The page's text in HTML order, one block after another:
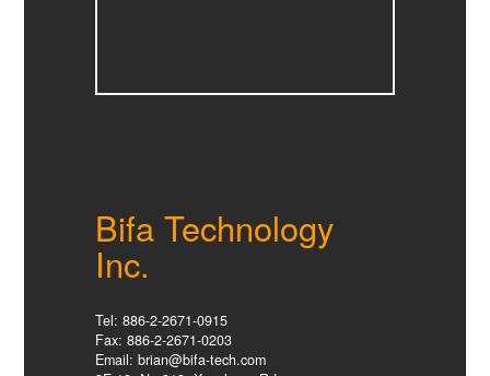
Bifa Technology
Inc.
Tel: 886-2-2671-0915
Fax: 886-2-2671-0203
Email: brian@bifa-tech.com